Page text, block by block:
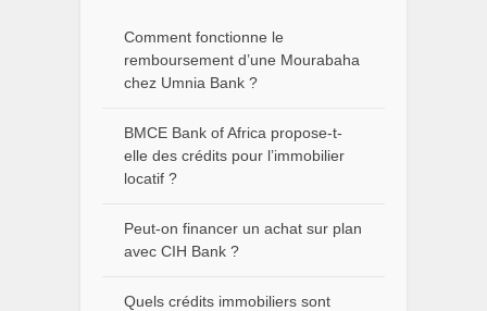
Comment fonctionne le
remboursement d’une Mourabaha
chez Umnia Bank ?
BMCE Bank of Africa propose-t-
elle des crédits pour l’immobilier
locatif ?
Peut-on financer un achat sur plan
avec CIH Bank ?
Quels crédits immobiliers sont